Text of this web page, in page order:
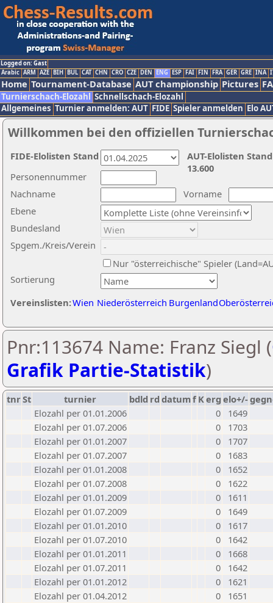
Logged on: Gast
Arabic ARM AZE BIH BUL CAT CHN CRO CZE DEN ENG ESP FAI FIN FRA GER GRE INA
Home Tournament-Database AUT championship Pictures
Turnierschach-Elozahl Schnellschach-Elozahl
Allgemeines Turnier anmelden: AUT FIDE Spieler anmelden Elo
Willkommen bei den offiziellen
Nachname
Vorname
Ebene
Sortierung
Personennummer
Bundesland
Spgem./Kreis/Verein
Nur "österreichische" Spieler
Vereinslisten:Wien Niederösterreich Burgenland
AUT-Elolisten
13.600
FIDE-Elolisten Stand
Pnr:113674 Name: Franz Siegl (
Grafik Partie-Statistik)
tnrSt turnier bdld rd datumf Kerg elo+/-
Elozahl per 01.01.2006
0
1649
Elozahl per 01.07.2006
0
1703
Elozahl per 01.01.2007
0
1707
Elozahl per 01.07.2007
0
1683
Elozahl per 01.01.2008
0
1652
Elozahl per 01.07.2008
0
1622
Elozahl per 01.01.2009
0
1611
Elozahl per 01.07.2009
0
1649
Elozahl per 01.01.2010
0
1617
Elozahl per 01.07.2010
0
1642
Elozahl per 01.01.2011
0
1668
Elozahl per 01.07.2011
0
1642
Elozahl per 01.01.2012
0
1621
Elozahl per 01.04.2012
0
1651